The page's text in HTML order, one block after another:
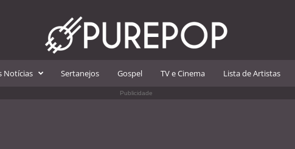
Notícias Sertanejos Gospel TV e Cinema Lista de Artistas
Publicidade